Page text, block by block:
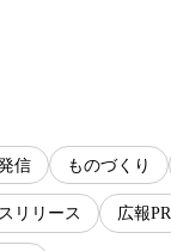
信 ものづくり
リリース 広報PR